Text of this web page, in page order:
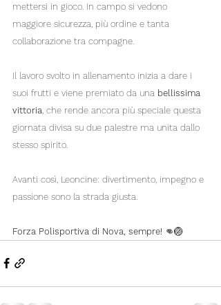
mettersi in gioco. In campo si vedono
maggiore sicurezza, più ordine e tanta
collaborazione tra compagne.
Il lavoro svolto in allenamento inizia a dare i
suoi frutti e viene premiato da una bellissima
vittoria , che rende ancora più speciale questa
giornata divisa su due palestre ma unita dallo
stesso spirito.
Avanti così, Leoncine: divertimento, impegno e
passione sono la strada giusta.
Forza Polisportiva di Nova, sempre! 👊🏐